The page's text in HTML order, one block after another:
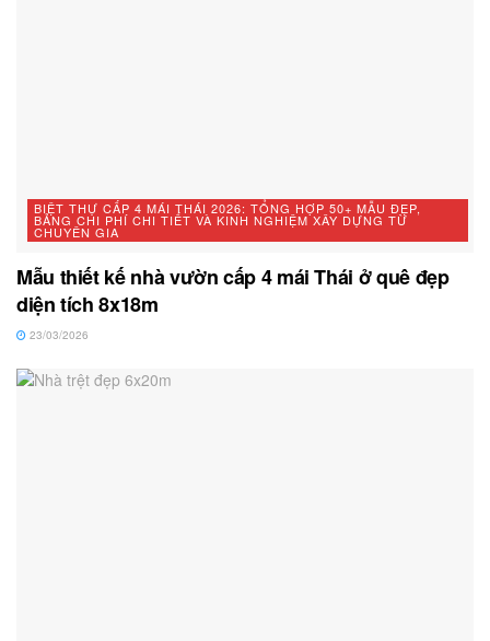
BIỆT THỰ CẤP 4 MÁI THÁI 2026: TỔNG HỢP 50+ MẪU ĐẸP,
BẢNG CHI PHÍ CHI TIẾT VÀ KINH NGHIỆM XÂY DỰNG TỪ
CHUYÊN GIA
Mẫu thiết kế nhà vườn cấp 4 mái Thái ở quê đẹp
diện tích 8x18m
23/03/2026